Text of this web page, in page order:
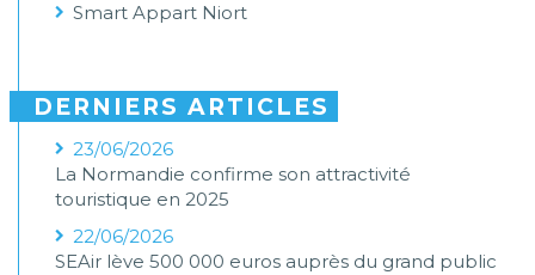
Smart Appart Niort
DERNIERS ARTICLES
23/06/2026
La Normandie confirme son attractivité
touristique en 2025
22/06/2026
SEAir lève 500 000 euros auprès du grand public